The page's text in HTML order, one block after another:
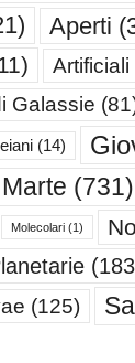
Aperti
Artificiali
Galassie
(14)
Marte (731)
Molecolari (1)
(125)